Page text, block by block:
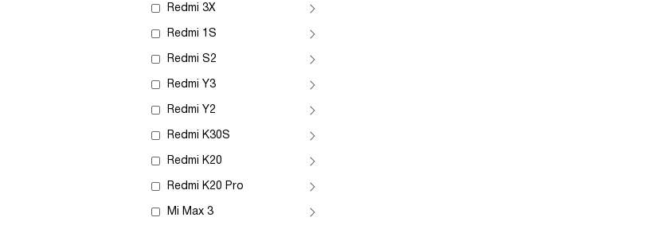
Redmi 3X
Redmi 1S
Redmi S2
Redmi Y3
Redmi Y2
Redmi K30S
Redmi K20
Redmi K20 Pro
Mi Max 3